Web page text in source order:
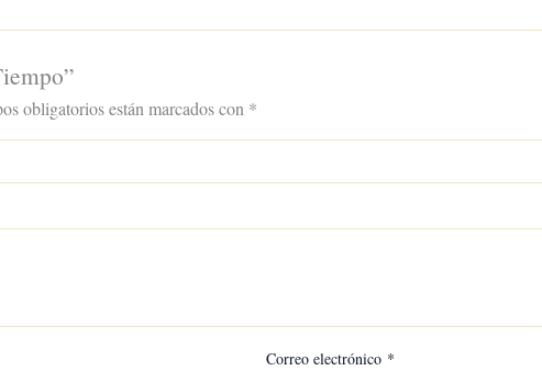
obligatorios están marcados con *
Correo electrónico *